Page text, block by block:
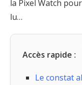
la Pixel Watch
lu…
Accès rapide :
Le constat